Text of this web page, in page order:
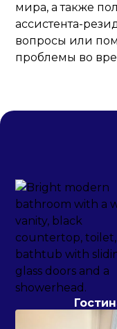
мира, а также
ассистента-
вопросы или
проблемы во